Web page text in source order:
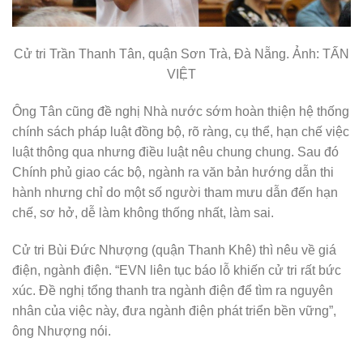
Cử tri Trần Thanh Tân, quận Sơn Trà, Đà Nẵng. Ảnh: TẤN
VIỆT
Ông Tân cũng đề nghị Nhà nước sớm hoàn thiện hệ thống
chính sách pháp luật đồng bộ, rõ ràng, cụ thể, hạn chế việc
luật thông qua nhưng điều luật nêu chung chung. Sau đó
Chính phủ giao các bộ, ngành ra văn bản hướng dẫn thi
hành nhưng chỉ do một số người tham mưu dẫn đến hạn
chế, sơ hở, dễ làm không thống nhất, làm sai.
Cử tri Bùi Đức Nhượng (quận Thanh Khê) thì nêu về giá
điện, ngành điện. “EVN liên tục báo lỗ khiến cử tri rất bức
xúc. Đề nghị tổng thanh tra ngành điện để tìm ra nguyên
nhân của việc này, đưa ngành điện phát triển bền vững”,
ông Nhượng nói.